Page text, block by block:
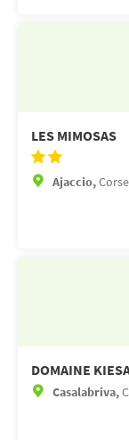
LES MIMOSAS
Ajaccio,
DOMAINE
Casalabriva,